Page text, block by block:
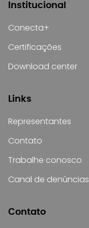
Institucional
Conecta+
Certificações
Download center
Links
Representantes
Contato
Trabalhe conosco
Canal de denúncias
Contato